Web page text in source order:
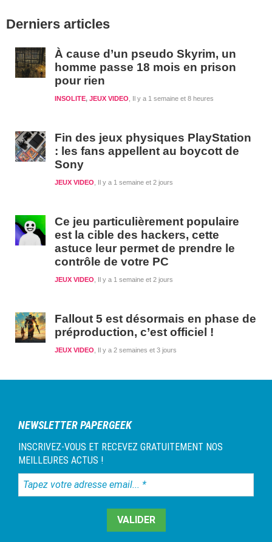
latérale
Derniers articles
À cause d’un pseudo Skyrim, un
homme passe 18 mois en prison
pour rien
Il y a 1 semaine et 8 heures
INSOLITE, JEUX VIDEO
Fin des jeux physiques PlayStation
: les fans appellent au boycott de
Sony
Il y a 1 semaine et 2 jours
JEUX VIDEO
Ce jeu particulièrement populaire
est la cible des hackers, cette
astuce leur permet de prendre le
contrôle de votre PC
Il y a 1 semaine et 2 jours
JEUX VIDEO
Fallout 5 est désormais en phase de
préproduction, c’est officiel !
Il y a 2 semaines et 3 jours
JEUX VIDEO
NEWSLETTER PAPERGEEK
INSCRIVEZ-VOUS ET RECEVEZ GRATUITEMENT NOS
MEILLEURES ACTUS !
Tapez
votre